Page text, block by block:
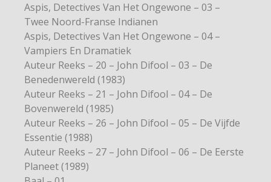
Aspis, Detectives Van Het Ongewone – 03 –
Twee Noord-Franse Indianen
Aspis, Detectives Van Het Ongewone – 04 –
Vampiers En Dramatiek
Auteur Reeks – 20 – John Difool – 03 – De
Benedenwereld (1983)
Auteur Reeks – 21 – John Difool – 04 – De
Bovenwereld (1985)
Auteur Reeks – 26 – John Difool – 05 – De Vijfde
Essentie (1988)
Auteur Reeks – 27 – John Difool – 06 – De Eerste
Planeet (1989)